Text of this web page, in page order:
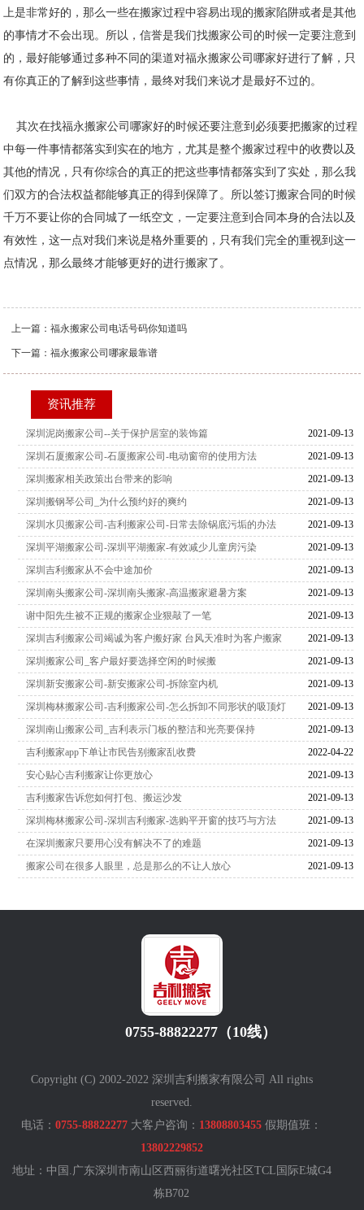
上是非常好的，那么一些在搬家过程中容易出现的搬家陷阱或者是其他
的事情才不会出现。所以，信誉是我们找搬家公司的时候一定要注意到
的，最好能够通过多种不同的渠道对福永搬家公司哪家好进行了解，只
有你真正的了解到这些事情，最终对我们来说才是最好不过的。
其次在找福永搬家公司哪家好的时候还要注意到必须要把搬家的过程
中每一件事情都落实到实在的地方，尤其是整个搬家过程中的收费以及
其他的情况，只有你综合的真正的把这些事情都落实到了实处，那么我
们双方的合法权益都能够真正的得到保障了。所以签订搬家合同的时候
千万不要让你的合同城了一纸空文，一定要注意到合同本身的合法以及
有效性，这一点对我们来说是格外重要的，只有我们完全的重视到这一
点情况，那么最终才能够更好的进行搬家了。
上一篇：福永搬家公司电话号码你知道吗
下一篇：福永搬家公司哪家最靠谱
资讯推荐
2021-09-13
深圳泥岗搬家公司--关于保护居室的装饰篇
2021-09-13
深圳石厦搬家公司-石厦搬家公司-电动窗帘的使用方法
2021-09-13
深圳搬家相关政策出台带来的影响
2021-09-13
深圳搬钢琴公司_为什么预约好的爽约
2021-09-13
深圳水贝搬家公司-吉利搬家公司-日常去除锅底污垢的办法
2021-09-13
深圳平湖搬家公司-深圳平湖搬家-有效减少儿童房污染
2021-09-13
深圳吉利搬家从不会中途加价
2021-09-13
深圳南头搬家公司-深圳南头搬家-高温搬家避暑方案
2021-09-13
谢中阳先生被不正规的搬家企业狠敲了一笔
2021-09-13
深圳吉利搬家公司竭诚为客户搬好家 台风天准时为客户搬家
2021-09-13
深圳搬家公司_客户最好要选择空闲的时候搬
2021-09-13
深圳新安搬家公司-新安搬家公司-拆除室内机
2021-09-13
深圳梅林搬家公司-吉利搬家公司-怎么拆卸不同形状的吸顶灯
2021-09-13
深圳南山搬家公司_吉利表示门板的整洁和光亮要保持
2022-04-22
吉利搬家app下单让市民告别搬家乱收费
2021-09-13
安心贴心吉利搬家让你更放心
2021-09-13
吉利搬家告诉您如何打包、搬运沙发
2021-09-13
深圳梅林搬家公司-深圳吉利搬家-选购平开窗的技巧与方法
2021-09-13
在深圳搬家只要用心没有解决不了的难题
2021-09-13
搬家公司在很多人眼里，总是那么的不让人放心
0755-88822277（10线）
Copyright (C) 2002-2022 深圳吉利搬家有限公司 All rights
reserved.
电话：0755-88822277 大客户咨询： 13808803455 假期值班：
13802229852
地址：中国.广东深圳市南山区西丽街道曙光社区TCL国际E城G4
栋B702